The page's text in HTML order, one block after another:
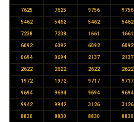
7625 7625 9756 9756
5462 5462 5462 5462
7238 7238 1661 1661
6092 6092 6092 6092
0694 0694 2137 2137
2622 2622 2622 2622
1972 1972 9717 9717
9694 9694 9694 9694
9942 9942 3126 3126
8830 8830 8830 8830